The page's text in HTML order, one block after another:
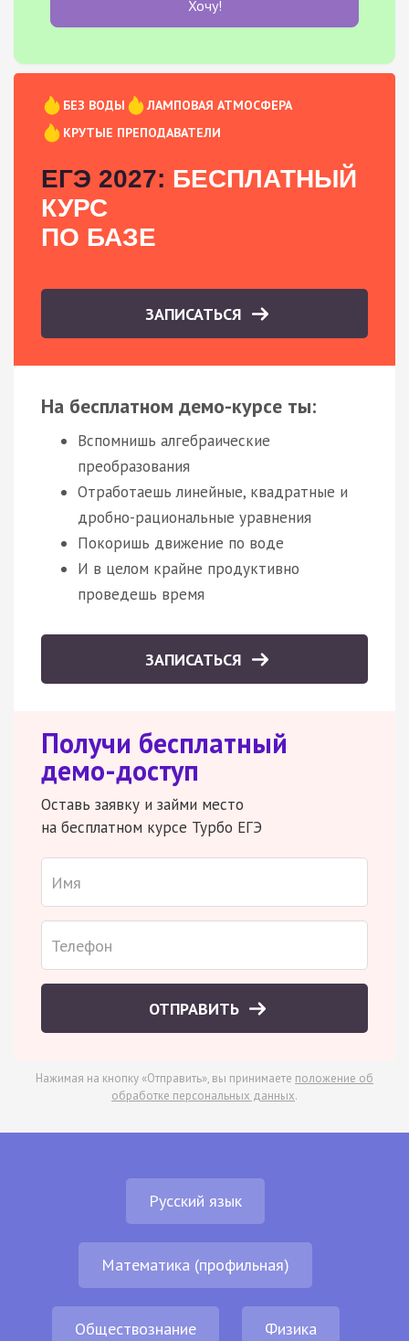
Хочу!
БЕЗ ВОДЫ
ЛАМПОВАЯ АТМОСФЕРА
КРУТЫЕ ПРЕПОДАВАТЕЛИ
ЕГЭ 2027: БЕСПЛАТНЫЙ
КУРС
ПО БАЗЕ
ЗАПИСАТЬСЯ
На бесплатном демо-курсе ты:
Вспомнишь алгебраические
преобразования
Отработаешь линейные, квадратные и
дробно-рациональные уравнения
Покоришь движение по воде
И в целом крайне продуктивно
проведешь время
ЗАПИСАТЬСЯ
Получи бесплатный
демо-доступ
Оставь заявку и займи место
на бесплатном курсе Турбо ЕГЭ
ОТПРАВИТЬ
Нажимая на кнопку «Отправить», вы принимаете положение об
обработке персональных данных.
Русский язык
Математика (профильная)
Обществознание Физика